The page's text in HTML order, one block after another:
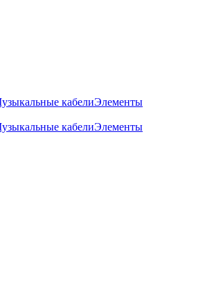
кабелиЭлементы
кабелиЭлементы